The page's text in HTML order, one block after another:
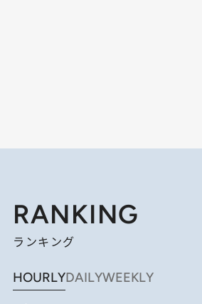
RANKING
ランキング
HOURLYDAILYWEEKLY